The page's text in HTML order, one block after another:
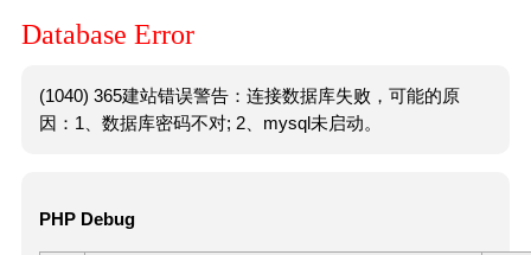
Database Error
(1040) 365建站错误警告：连接数据库失败，可能的原
因：1、数据库密码不对; 2、mysql未启动。
PHP Debug